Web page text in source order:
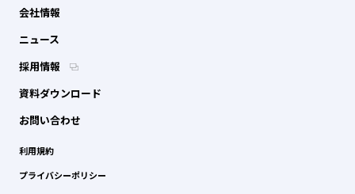
会社情報
ニュース
採用情報
資料ダウンロード
お問い合わせ
利用規約
プライバシーポリシー